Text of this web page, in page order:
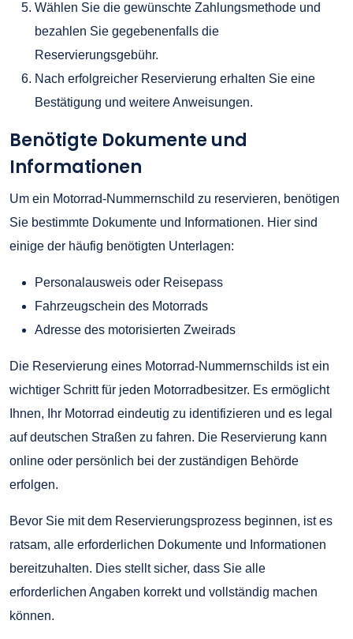
Wählen Sie die gewünschte Zahlungsmethode und
bezahlen Sie gegebenenfalls die
Reservierungsgebühr.
Nach erfolgreicher Reservierung erhalten Sie eine
Bestätigung und weitere Anweisungen.
Benötigte Dokumente und
Informationen
Um ein Motorrad-Nummernschild zu reservieren, benötigen
Sie bestimmte Dokumente und Informationen. Hier sind
einige der häufig benötigten Unterlagen:
Personalausweis oder Reisepass
Fahrzeugschein des Motorrads
Adresse des motorisierten Zweirads
Die Reservierung eines Motorrad-Nummernschilds ist ein
wichtiger Schritt für jeden Motorradbesitzer. Es ermöglicht
Ihnen, Ihr Motorrad eindeutig zu identifizieren und es legal
auf deutschen Straßen zu fahren. Die Reservierung kann
online oder persönlich bei der zuständigen Behörde
erfolgen.
Bevor Sie mit dem Reservierungsprozess beginnen, ist es
ratsam, alle erforderlichen Dokumente und Informationen
bereitzuhalten. Dies stellt sicher, dass Sie alle
erforderlichen Angaben korrekt und vollständig machen
können.